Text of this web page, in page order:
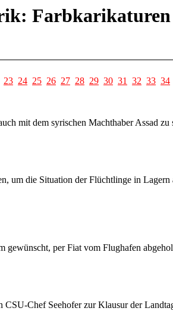
Farbkarikaturen
23 24 25 26 27 28 29 30 31 32 33 34
mit dem syrischen Machthaber Assad
um die Situation der Flüchtlinge in
gewünscht, per Fiat vom Flughafen
Chef Seehofer zur Klausur der